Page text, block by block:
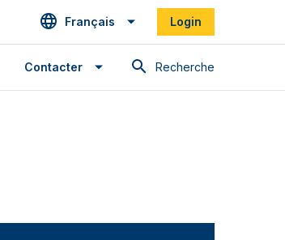
Français Login
Recherche
Contacter